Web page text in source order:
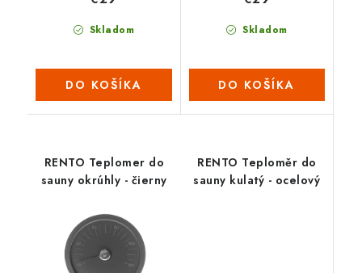
Skladom
DO KOŠÍKA
Skladom
DO KOŠÍKA
RENTO Teplomer do
sauny okrúhly - čierny
RENTO Teploměr do
sauny kulatý - ocelový